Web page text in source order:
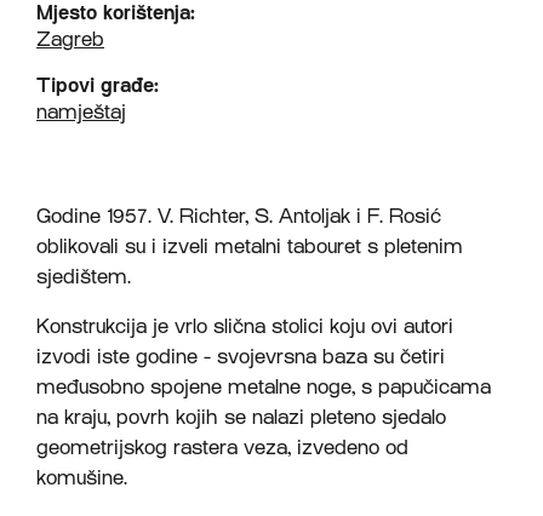
Mjesto korištenja:
Zagreb
Tipovi građe:
namještaj
Godine 1957. V. Richter, S. Antoljak i F. Rosić
oblikovali su i izveli metalni tabouret s pletenim
sjedištem.
Konstrukcija je vrlo slična stolici koju ovi autori
izvodi iste godine - svojevrsna baza su četiri
međusobno spojene metalne noge, s papučicama
na kraju, povrh kojih se nalazi pleteno sjedalo
geometrijskog rastera veza, izvedeno od
komušine.